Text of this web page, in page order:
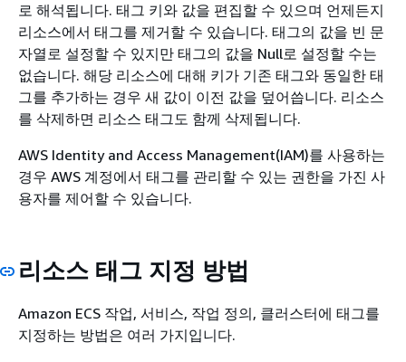
로 해석됩니다. 태그 키와 값을 편집할 수 있으며 언제든지
리소스에서 태그를 제거할 수 있습니다. 태그의 값을 빈 문
자열로 설정할 수 있지만 태그의 값을 Null로 설정할 수는
없습니다. 해당 리소스에 대해 키가 기존 태그와 동일한 태
그를 추가하는 경우 새 값이 이전 값을 덮어씁니다. 리소스
를 삭제하면 리소스 태그도 함께 삭제됩니다.
AWS Identity and Access Management(IAM)를 사용하는
경우 AWS 계정에서 태그를 관리할 수 있는 권한을 가진 사
용자를 제어할 수 있습니다.
리소스 태그 지정 방법
Amazon ECS 작업, 서비스, 작업 정의, 클러스터에 태그를
지정하는 방법은 여러 가지입니다.